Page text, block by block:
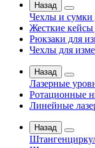
Назад
Чехлы и сумки
Жесткие кейсы
Рюкзаки для
Чехлы для
Назад
Лазерные
Ротационные
Линейные
Назад